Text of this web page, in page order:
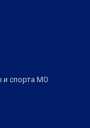
и спорта МО